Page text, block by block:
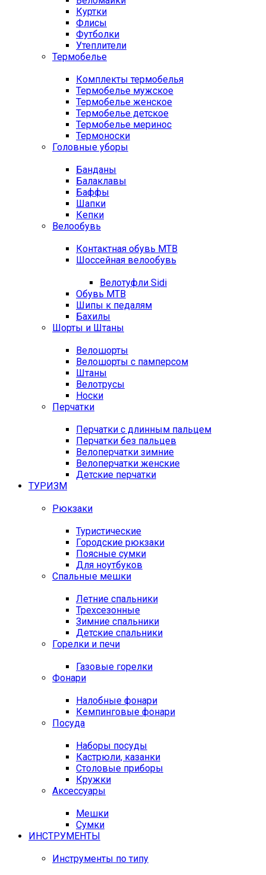
Куртки
Флисы
Футболки
Утеплители
Термобелье
Комплекты термобелья
Термобелье мужское
Термобелье женское
Термобелье детское
Термобелье меринос
Термоноски
Головные уборы
Банданы
Балаклавы
Баффы
Шапки
Кепки
Велообувь
Контактная обувь MTB
Шоссейная велообувь
Велотуфли Sidi
Обувь MTB
Шипы к педалям
Бахилы
Шорты и Штаны
Велошорты
Велошорты с памперсом
Штаны
Велотрусы
Носки
Перчатки
Перчатки с длинным пальцем
Перчатки без пальцев
Велоперчатки зимние
Велоперчатки женские
Детские перчатки
ТУРИЗМ
Рюкзаки
Туристические
Городские рюкзаки
Поясные сумки
Для ноутбуков
Спальные мешки
Летние спальники
Трехсезонные
Зимние спальники
Детские спальники
Горелки и печи
Газовые горелки
Фонари
Налобные фонари
Кемпинговые фонари
Посуда
Наборы посуды
Кастрюли, казанки
Столовые приборы
Кружки
Аксессуары
Мешки
Сумки
ИНСТРУМЕНТЫ
Инструменты по типу